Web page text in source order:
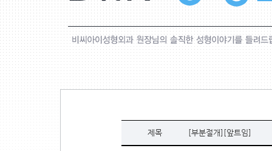
제목 [부분절개][앞트임]